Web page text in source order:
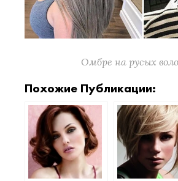
Омбре на русых
Похожие Публикации: